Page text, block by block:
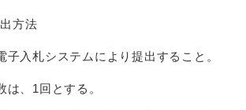
方法
入札システムにより提出すること。
、1回とする。